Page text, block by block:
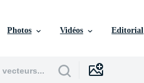
Photos Vidéos Editorial